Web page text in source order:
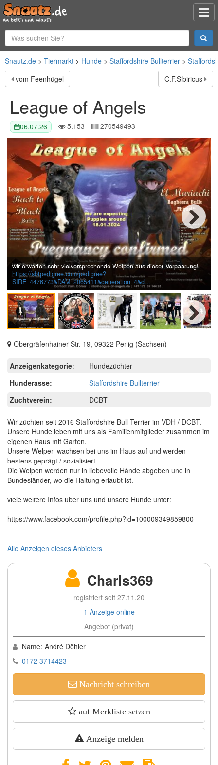
Snautz.de Tiermarkt Hunde Staffordshire Bullterrier
vom Feenhügel
C.F.Sibiricus
League of Angels
06.07.26 5.153 270549493
wir erwarten sehr vielversprechende Welpen aus dieser Verpaarung!
https://sbtpedigree.com/pedigree?
SIRE=4476773&DAM=2065411&generation=4&d...
Next
Next
Obergräfenhainer Str. 19, 09322 Penig (Sachsen)
Anzeigenkategorie:
Hundezüchter
Hunderasse:
Staffordshire Bullterrier
Zuchtverein:
DCBT
Wir züchten seit 2016 Staffordshire Bull Terrier im VDH / DCBT.
Unsere Hunde leben mit uns als Familienmitglieder zusammen im
eigenen Haus mit Garten.
Unsere Welpen wachsen bei uns im Haus auf und werden
bestens geprägt / sozialisiert.
Die Welpen werden nur in liebevolle Hände abgeben und in
Bundesländer, wo die Haltung erlaubt ist.
viele weitere Infos über uns und unsere Hunde unter:
https://www.facebook.com/profile.php?id=100009349859800
Alle Anzeigen dieses Anbieters
Charls369
registriert seit 27.11.20
1 Anzeige online
Angebot (privat)
Name: André Döhler
0172 3714423
Nachricht schreiben
auf Merkliste setzen
Anzeige melden